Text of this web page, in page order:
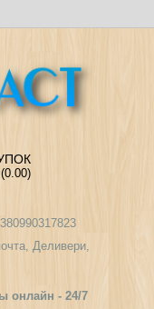
Деливери,
онлайн - 24/7